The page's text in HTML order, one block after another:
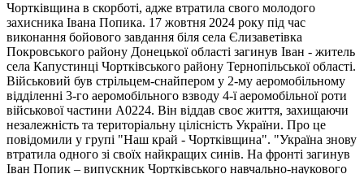
Чортківщина в скорботі, адже втратила свого молодого
захисника Івана Попика. 17 жовтня 2024 року під час
виконання бойового завдання біля села Єлизаветівка
Покровського району Донецької області загинув Іван - житель
села Капустинці Чортківського району Тернопільської області.
Військовий був стрільцем-снайпером у 2-му аеромобільному
відділенні 3-го аеромобільного взводу 4-ї аеромобільної роти
військової частини А0224. Він віддав своє життя, захищаючи
незалежність та територіальну цілісність України. Про це
повідомили у групі "Наш край - Чортківщина". "Україна знову
втратила одного зі своїх найкращих синів. На фронті загинув
Іван Попик – випускник Чортківського навчально-наукового